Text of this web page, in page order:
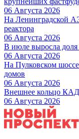
06 Августа 2026
На Ленинградской
реактора
06 Августа 2026
В июле выросла доля
06 Августа 2026
На Пулковском
домов
06 Августа 2026
Внешнее кольцо
06 Августа 2026